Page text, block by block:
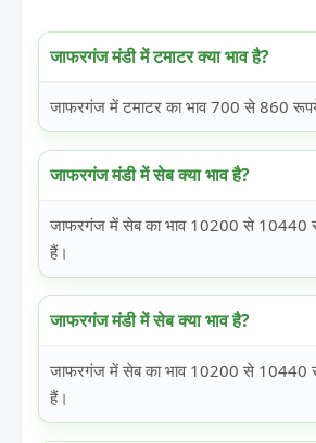
जाफरगंज मंडी में टमाटर क्या भाव है?
जाफरगंज में टमाटर का भाव 700 से 860
जाफरगंज मंडी में सेब क्या भाव है?
जाफरगंज में सेब का भाव 10200 से 10440
हैं।
जाफरगंज मंडी में सेब क्या भाव है?
जाफरगंज में सेब का भाव 10200 से 10440
हैं।